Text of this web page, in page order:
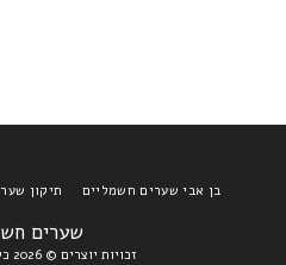
שערים
זכויות יוצרים © 2026 כל הזכויות שמורות
בן אבי שערים חשמליים תיקון שערים